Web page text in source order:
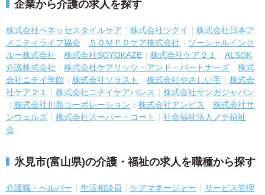
企業から介護の求人を探す
株式会社ベネッセスタイルケア 株式会社ツクイ
株式会社日本ア
メニティライフ協会
ＳＯＭＰＯケア株式会社
ソーシャルインク
ルー株式会社
株式会社SOYOKAZE 株式会社ケア２１
ALSOK
介護株式会社
株式会社ケアリッツ・アンド・パートナーズ
株式
会社ニチイ学館
株式会社ソラスト 株式会社やさしい手
株式会
社ケア２１
株式会社ニチイケアパレス
株式会社サンガジャパン
株式会社川島コーポレーション
株式会社アンビス
株式会社サ
ンウェルズ
株式会社スーパー・コート
社会福祉法人ノテ福祉
会
氷見市(富山県)の介護・福祉の求人を職種から探す
介護職・ヘルパー 生活相談員 ケアマネージャー
サービス管理